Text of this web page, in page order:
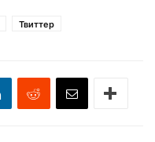
Твиттер